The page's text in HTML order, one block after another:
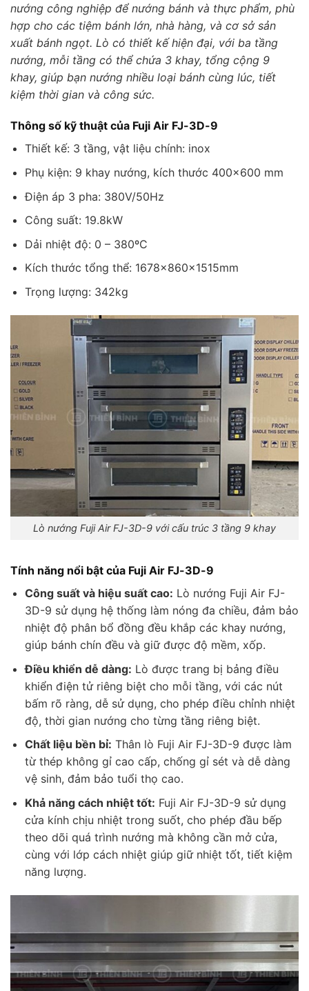
nướng công nghiệp để nướng bánh và thực phẩm, phù
hợp cho các tiệm bánh lớn, nhà hàng, và cơ sở sản
xuất bánh ngọt. Lò có thiết kế hiện đại, với ba tầng
nướng, mỗi tầng có thể chứa 3 khay, tổng cộng 9
khay, giúp bạn nướng nhiều loại bánh cùng lúc, tiết
kiệm thời gian và công sức.
Thông số kỹ thuật của Fuji Air FJ-3D-9
Thiết kế: 3 tầng, vật liệu chính: inox
Phụ kiện: 9 khay nướng, kích thước 400×600 mm
Điện áp 3 pha: 380V/50Hz
Công suất: 19.8kW
Dải nhiệt độ: 0 – 380ºC
Kích thước tổng thể: 1678x860x1515mm
Trọng lượng: 342kg
Lò nướng Fuji Air FJ-3D-9 với cấu trúc 3 tầng 9 khay
Tính năng nổi bật của Fuji Air FJ-3D-9
Công suất và hiệu suất cao: Lò nướng Fuji Air FJ-
3D-9 sử dụng hệ thống làm nóng đa chiều, đảm bảo
nhiệt độ phân bổ đồng đều khắp các khay nướng,
giúp bánh chín đều và giữ được độ mềm, xốp.
Điều khiển dễ dàng: Lò được trang bị bảng điều
khiển điện tử riêng biệt cho mỗi tầng, với các nút
bấm rõ ràng, dễ sử dụng, cho phép điều chỉnh nhiệt
độ, thời gian nướng cho từng tầng riêng biệt.
Chất liệu bền bỉ: Thân lò Fuji Air FJ-3D-9 được làm
từ thép không gỉ cao cấp, chống gỉ sét và dễ dàng
vệ sinh, đảm bảo tuổi thọ cao.
Khả năng cách nhiệt tốt: Fuji Air FJ-3D-9 sử dụng
cửa kính chịu nhiệt trong suốt, cho phép đầu bếp
theo dõi quá trình nướng mà không cần mở cửa,
cùng với lớp cách nhiệt giúp giữ nhiệt tốt, tiết kiệm
năng lượng.